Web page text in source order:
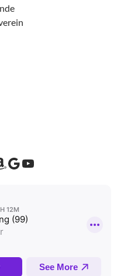
Google
YouTube